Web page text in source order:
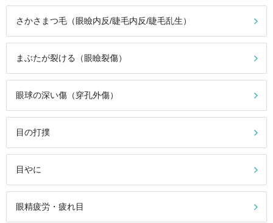
さかさまつ毛（眼瞼内反/睫毛内反/睫毛乱生）
まぶたが裂ける（眼瞼裂傷）
眼球の深い傷（穿孔外傷）
目の打撲
目やに
眼精疲労・疲れ目